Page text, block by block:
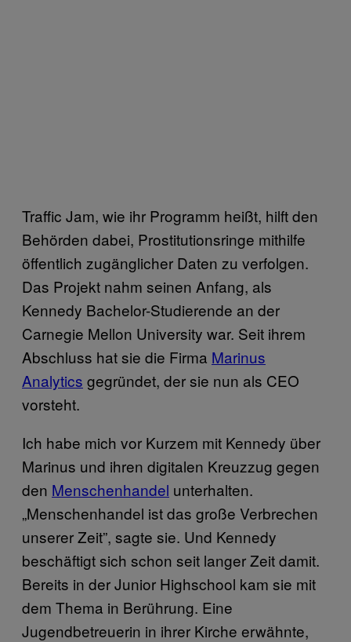
Traffic Jam, wie ihr Programm heißt, hilft den
Behörden dabei, Prostitutionsringe mithilfe
öffentlich zugänglicher Daten zu verfolgen.
Das Projekt nahm seinen Anfang, als
Kennedy Bachelor-Studierende an der
Carnegie Mellon University war. Seit ihrem
Abschluss hat sie die Firma Marinus
Analytics gegründet, der sie nun als CEO
vorsteht.
Ich habe mich vor Kurzem mit Kennedy über
Marinus und ihren digitalen Kreuzzug gegen
den Menschenhandel unterhalten.
„Menschenhandel ist das große Verbrechen
unserer Zeit”, sagte sie. Und Kennedy
beschäftigt sich schon seit langer Zeit damit.
Bereits in der Junior Highschool kam sie mit
dem Thema in Berührung. Eine
Jugendbetreuerin in ihrer Kirche erwähnte,